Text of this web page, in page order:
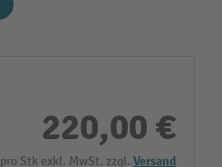
220,00 €
pro Stk exkl. MwSt. zzgl. Versand